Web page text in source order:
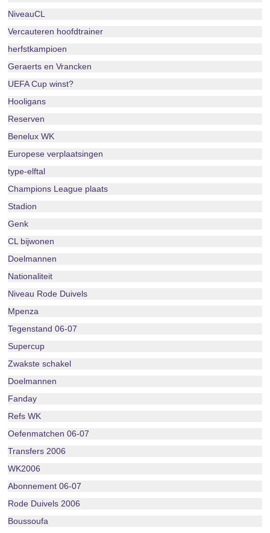
NiveauCL
Vercauteren hoofdtrainer
herfstkampioen
Geraerts en Vrancken
UEFA Cup winst?
Hooligans
Reserven
Benelux WK
Europese verplaatsingen
type-elftal
Champions League plaats
Stadion
Genk
CL bijwonen
Doelmannen
Nationaliteit
Niveau Rode Duivels
Mpenza
Tegenstand 06-07
Supercup
Zwakste schakel
Doelmannen
Fanday
Refs WK
Oefenmatchen 06-07
Transfers 2006
WK2006
Abonnement 06-07
Rode Duivels 2006
Boussoufa